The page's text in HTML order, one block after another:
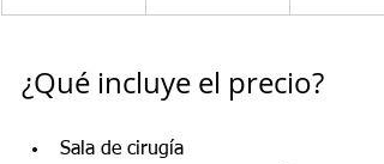
¿Qué incluye el precio?
Sala de cirugía